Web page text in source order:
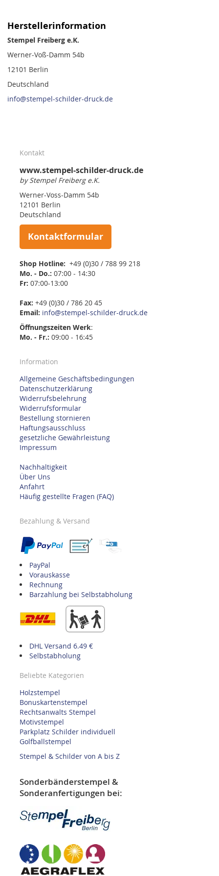
Herstellerinformation
Stempel Freiberg e.K.
Werner-Voß-Damm 54b
12101 Berlin
Deutschland
info@stempel-schilder-druck.de
Kontakt
www.stempel-schilder-druck.de
by Stempel Freiberg e.K.
Werner-Voss-Damm 54b
12101 Berlin
Deutschland
Kontaktformular
Shop Hotline: +49 (0)30 / 788 99 218
Mo. - Do.: 07:00 - 14:30
Fr: 07:00-13:00
Fax: +49 (0)30 / 786 20 45
Email: info@stempel-schilder-druck.de
Öffnungszeiten Werk:
Mo. - Fr.: 09:00 - 16:45
Information
Allgemeine Geschäftsbedingungen
Datenschutzerklärung
Widerrufsbelehrung
Widerrufsformular
Bestellung stornieren
Haftungsausschluss
gesetzliche Gewährleistung
Impressum
Nachhaltigkeit
Über Uns
Anfahrt
Häufig gestellte Fragen (FAQ)
Bezahlung & Versand
PayPal
Vorauskasse
Rechnung
Barzahlung bei Selbstabholung
DHL Versand 6.49 €
Selbstabholung
Beliebte Kategorien
Holzstempel
Bonuskartenstempel
Rechtsanwalts Stempel
Motivstempel
Parkplatz Schilder individuell
Golfballstempel
Stempel & Schilder von A bis Z
Sonderbänderstempel &
Sonderanfertigungen bei: